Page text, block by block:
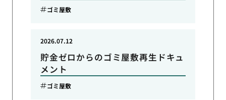
ゴミ屋敷
貯金ゼロからのゴミ屋敷再生ドキュ
メント
2026.07.12
ゴミ屋敷